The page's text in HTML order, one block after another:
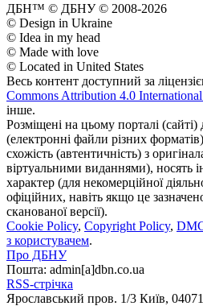
ДБН™ © ДБНУ © 2008-2026
© Design in Ukraine
© Idea in my head
© Made with love
© Located in United States
Весь контент доступний за
Commons Attribution 4.0
інше.
Розміщені на цьому порталі (сайті)
(електронні файли різних
схожість (автентичність) з
віртуальними виданнями), носять
характер (для некомерційної
офіційних, навіть якщо це
сканованої версії).
Cookie Policy, Copyright Policy,
з користувачем.
Про ДБНУ
Пошта: admin[а]dbn.co.ua
RSS-стрічка
Ярославський пров. 1/3 Київ, 04071